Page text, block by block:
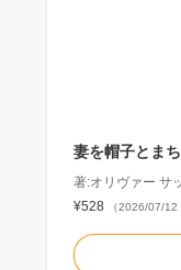
妻を帽子とま
著:オリヴァー サ
¥528
（2026/07/12